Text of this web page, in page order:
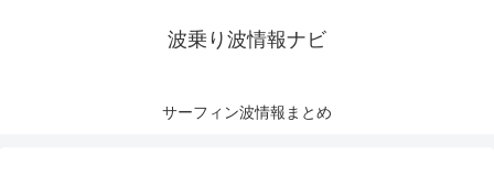
波乗り波情報ナビ
サーフィン波情報まとめ